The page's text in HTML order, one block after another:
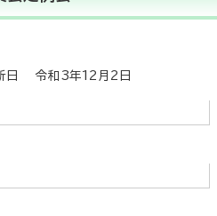
日 令和3年12月2日